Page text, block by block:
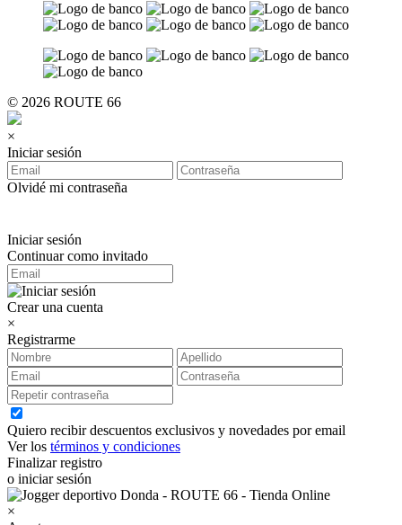
© 2026 ROUTE 66
×
Iniciar sesión
Olvidé mi contraseña
Iniciar sesión
Continuar como invitado
Crear una cuenta
×
Registrarme
Quiero recibir descuentos exclusivos y novedades por email
Ver los términos y condiciones
Finalizar registro
o iniciar sesión
×